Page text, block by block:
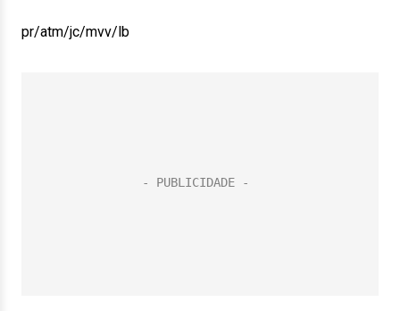
pr/atm/jc/mvv/lb